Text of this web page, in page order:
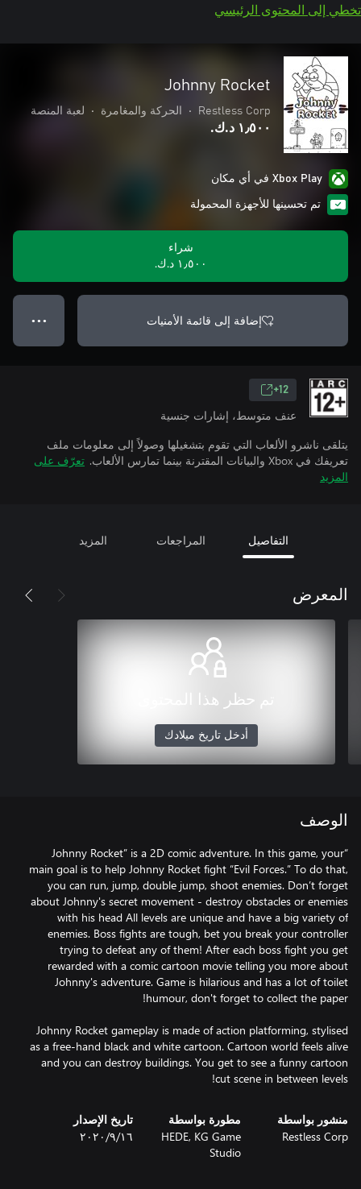
تخطي إلى المحتوى الرئيسي
Johnny Rocket
Restless Corp
• الحركة والمغامرة • لعبة المنصة
١٫٥٠٠ د.ك.‏
Xbox Play في أي مكان
تم تحسينها للأجهزة المحمولة
شراء
١٫٥٠٠ د.ك.‏
إضافة إلى قائمة الأمنيات ● ● ●
12+
عنف متوسط، إشارات جنسية
يتلقى ناشرو الألعاب التي تقوم بتشغيلها وصولاً إلى معلومات ملف
تعريفك في Xbox والبيانات المقترنة بينما تمارس الألعاب.
تعرّف على
المزيد
التفاصيل المراجعات المزيد
المعرض
تم حظر هذا المحتوى
أدخل تاريخ ميلادك
الوصف
“Johnny Rocket” is a 2D comic adventure. In this game, your
main goal is to help Johnny Rocket fight “Evil Forces.” To do that,
you can run, jump, double jump, shoot enemies. Don’t forget
about Johnny's secret movement - destroy obstacles or enemies
with his head All levels are unique and have a big variety of
enemies. Boss fights are tough, bet you break your controller
trying to defeat any of them! After each boss fight you get
rewarded with a comic cartoon movie telling you more about
Johnny's adventure. Game is hilarious and has a lot of toilet
Johnny Rocket gameplay is made of action platforming, stylised
as a free-hand black and white cartoon. Cartoon world feels alive
and you can destroy buildings. You get to see a funny cartoon
cut scene in between levels!
منشور بواسطة
Restless Corp
مطورة بواسطة
HEDE, KG Game
Studio
تاريخ الإصدار
١٦‏/٩‏/٢٠٢٠